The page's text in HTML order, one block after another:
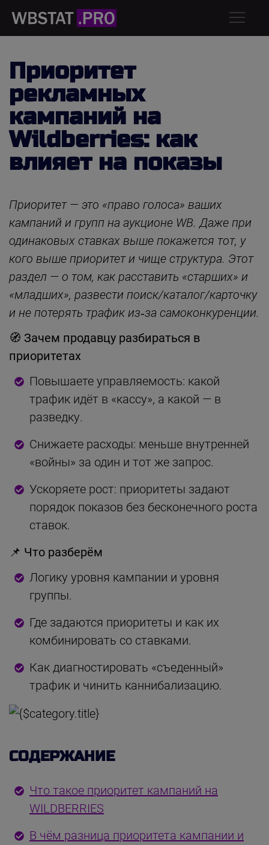
Приоритет
рекламных
кампаний на
Wildberries: как
влияет на показы
Приоритет — это «право голоса» ваших
кампаний и групп на аукционе WB. Даже при
одинаковых ставках выше покажется тот, у
кого выше приоритет и чище структура. Этот
раздел — о том, как расставить «старших» и
«младших», развести поиск/каталог/карточку
и не потерять трафик из‑за самоконкуренции.
🧭 Зачем продавцу разбираться в
приоритетах
Повышаете управляемость: какой
трафик идёт в «кассу», а какой — в
разведку.
Снижаете расходы: меньше внутренней
«войны» за один и тот же запрос.
Ускоряете рост: приоритеты задают
порядок показов без бесконечного роста
ставок.
📌 Что разберём
Логику уровня кампании и уровня
группы.
Где задаются приоритеты и как их
комбинировать со ставками.
Как диагностировать «съеденный»
трафик и чинить каннибализацию.
СОДЕРЖАНИЕ
Что такое приоритет кампаний на
WILDBERRIES
В чём разница приоритета кампании и